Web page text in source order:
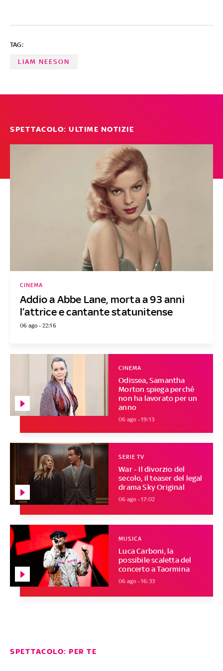
TAG:
LIAM NEESON
SPETTACOLO: ULTIME NOTIZIE
Addio a Abbe Lane, morta a 93 anni
l’attrice e cantante statunitense
CINEMA
06 ago - 22:16
Odissea, Samantha
Morton spiega perché
non ha lavorato per un
anno
CINEMA
06 ago - 19:13
War - Il divorzio del
secolo, il teaser del legal
drama Sky Original
SERIE TV
06 ago - 17:02
Luca Carboni, la
possibile scaletta del
concerto a Taormina
MUSICA
06 ago - 16:33
SPETTACOLO: PER TE